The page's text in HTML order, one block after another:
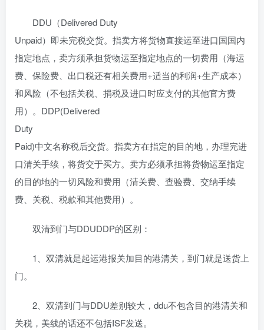
DDU（Delivered Duty
Unpaid）即未完税交货。指卖方将货物直接运至进口国国内
指定地点，卖方须承担货物运至指定地点的一切费用（海运
费、保险费、出口税还有相关费用+适当的利润+生产成本）
和风险（不包括关税、捐税及进口时应支付的其他官方费
用）。DDP(Delivered
Duty
Paid)中文名称税后交货。指卖方在指定的目的地，办理完进
口清关手续，将货交于买方。卖方必须承担将货物运至指定
的目的地的一切风险和费用（清关费、查验费、交纳手续
费、关税、税款和其他费用）。
双清到门与DDUDDP的区别：
1、双清就是起运港报关加目的港清关，到门就是送货上
门。
2、双清到门与DDU差别较大，ddu不包含目的港清关和
关税，美线的话还不包括ISF发送。